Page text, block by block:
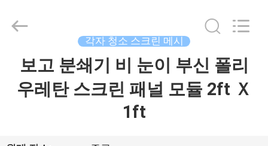
2026
Limited.
Reserved.
각자 청소 스크린 메시
보고 분쇄기 비 눈이 부신 폴리
우레탄 스크린 패널 모듈 2ft Ｘ
1ft